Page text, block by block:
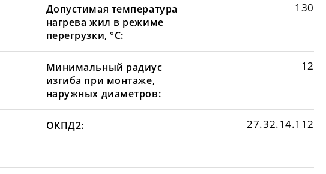
Допустимая температура
нагрева жил в режиме
перегрузки, °С:
130
Минимальный радиус
изгиба при монтаже,
наружных диаметров:
12
ОКПД2: 27.32.14.112